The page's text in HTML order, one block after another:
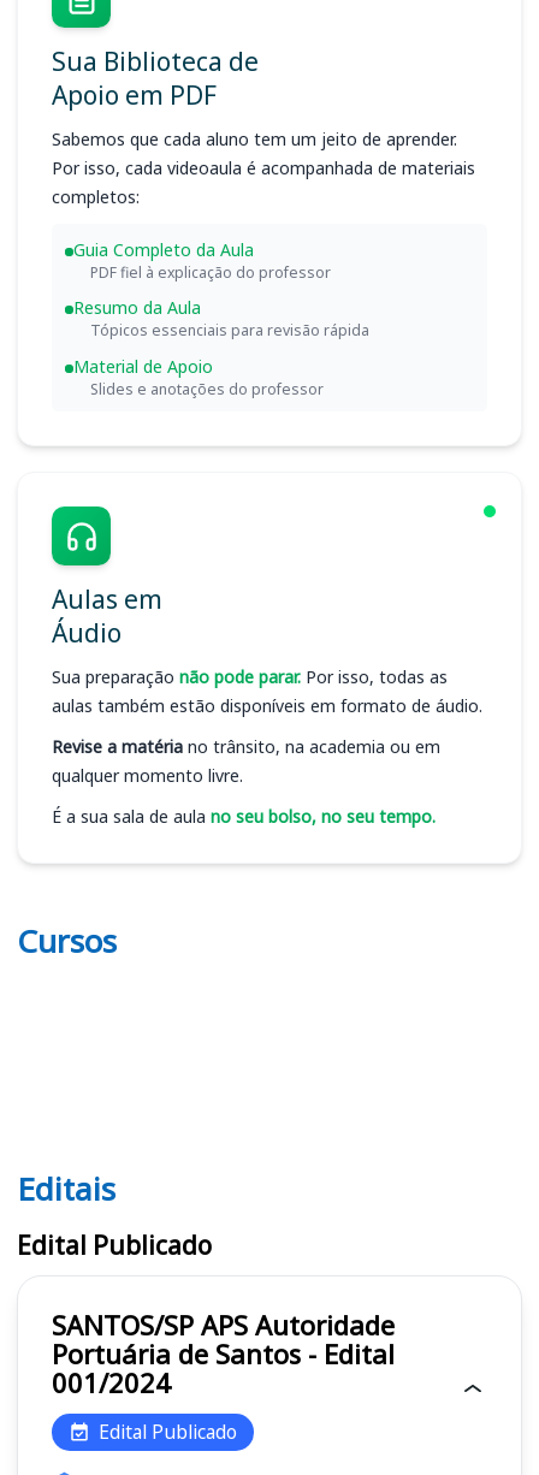
Sua Biblioteca de
Apoio em PDF
Sabemos que cada aluno tem um jeito de aprender.
Por isso, cada videoaula é acompanhada de materiais
completos:
Guia Completo da Aula
PDF fiel à explicação do professor
Resumo da Aula
Tópicos essenciais para revisão rápida
Material de Apoio
Slides e anotações do professor
Aulas em
Áudio
Sua preparação não pode parar. Por isso, todas as
aulas também estão disponíveis em formato de áudio.
Revise a matéria no trânsito, na academia ou em
qualquer momento livre.
É a sua sala de aula no seu bolso, no seu tempo.
Cursos
Editais APS
Editais
Edital Publicado
SANTOS/SP APS Autoridade
Portuária de Santos - Edital
001/2024
Edital Publicado